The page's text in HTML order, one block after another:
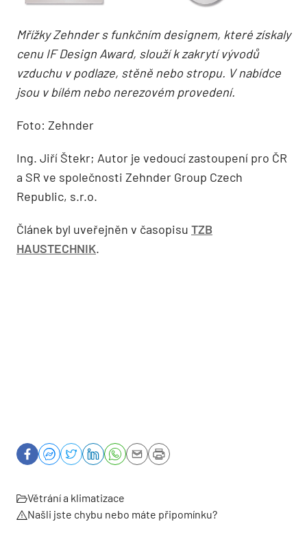
Mřížky Zehnder s funkčním designem, které získaly
cenu IF Design Award, slouží k zakrytí vývodů
vzduchu v podlaze, stěně nebo stropu. V nabídce
jsou v bílém nebo nerezovém provedení.
Foto: Zehnder
Ing. Jiří Štekr; Autor je vedoucí zastoupení pro ČR
a SR ve společnosti Zehnder Group Czech
Republic, s.r.o.
Článek byl uveřejněn v časopisu TZB
HAUSTECHNIK.
Větrání a klimatizace
Našli jste chybu nebo máte připomínku?